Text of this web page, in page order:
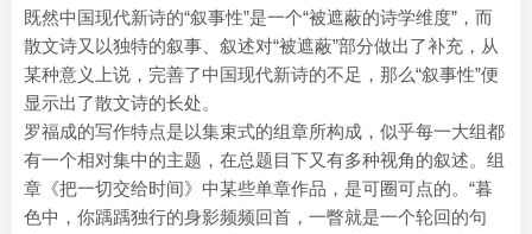
既然中国现代新诗的“叙事性”是一个“被遮蔽的诗学维度”，而
散文诗又以独特的叙事、叙述对“被遮蔽”部分做出了补充，从
某种意义上说，完善了中国现代新诗的不足，那么“叙事性”便
显示出了散文诗的长处。
罗福成的写作特点是以集束式的组章所构成，似乎每一大组都
有一个相对集中的主题，在总题目下又有多种视角的叙述。组
章《把一切交给时间》中某些单章作品，是可圈可点的。“暮
色中，你踽踽独行的身影频频回首，一瞥就是一个轮回的句